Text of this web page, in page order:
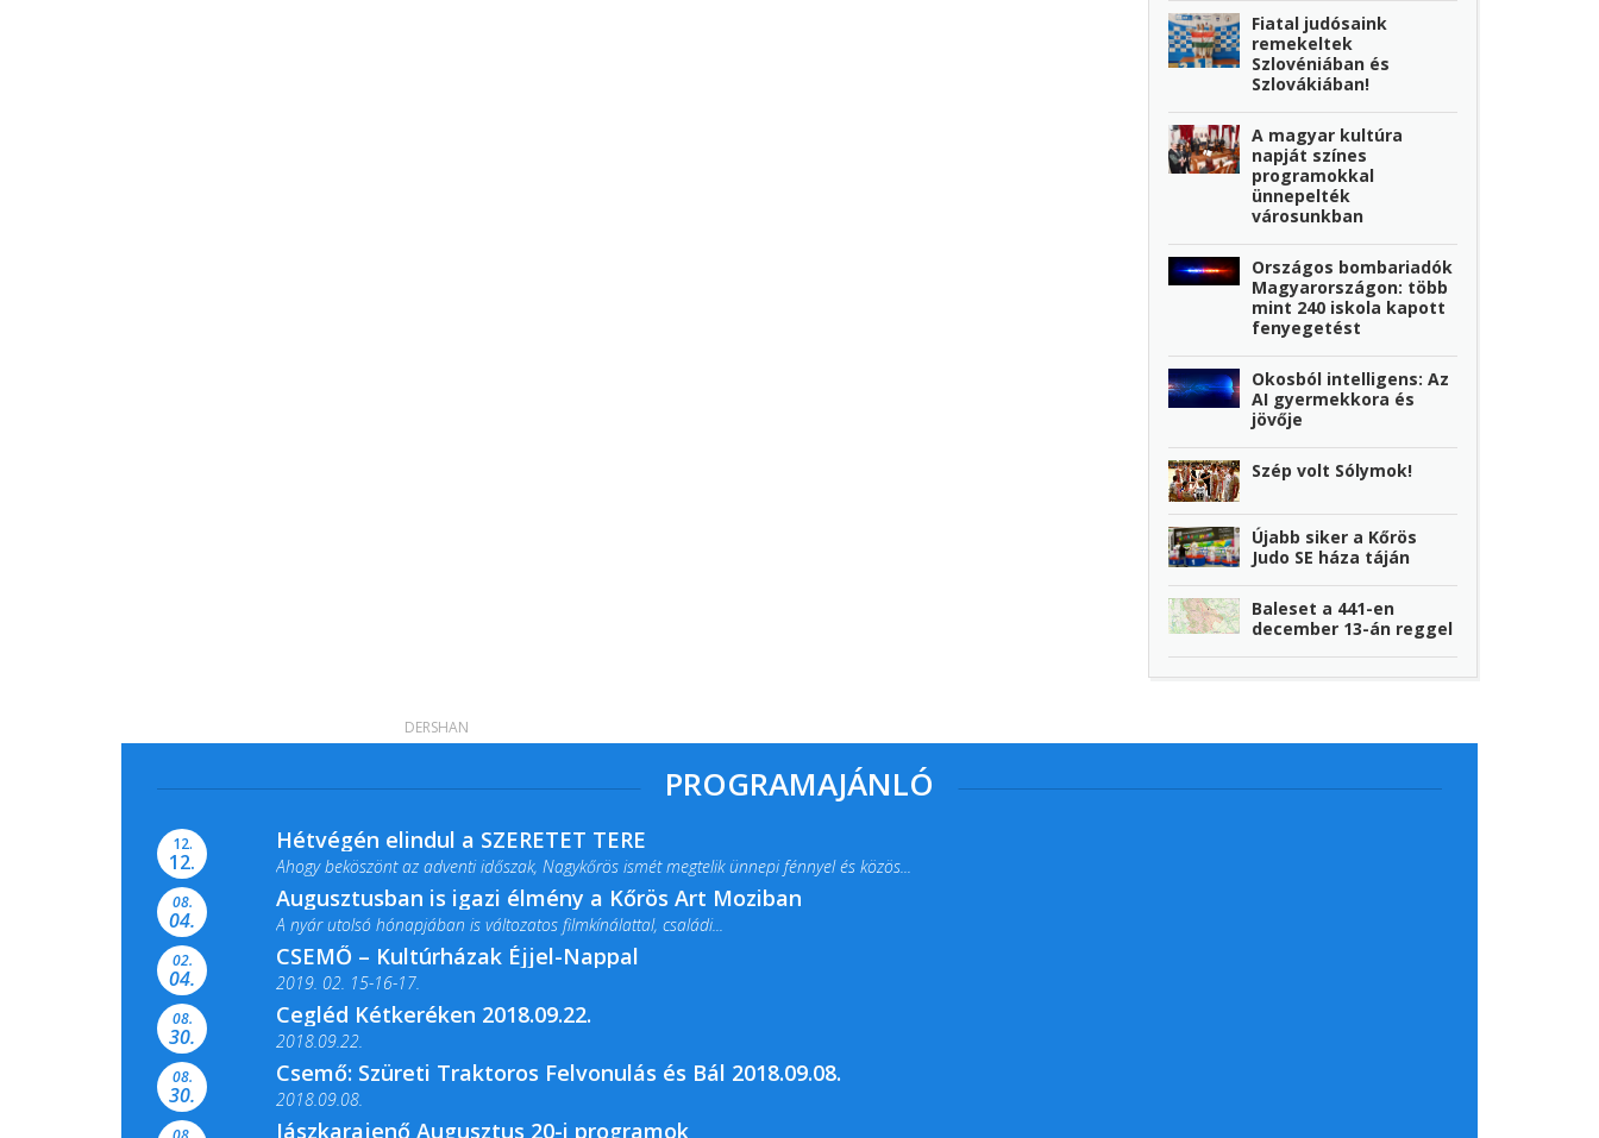
Fiatal judósaink
remekeltek
Szlovéniában és
Szlovákiában!
A magyar kultúra
napját színes
programokkal
ünnepelték
városunkban
Országos bombariadók
Magyarországon: több
mint 240 iskola kapott
fenyegetést
Okosból intelligens: Az
AI gyermekkora és
jövője
Szép volt Sólymok!
Újabb siker a Kőrös
Judo SE háza táján
Baleset a 441-en
december 13-án reggel
PROGRAMAJÁNLÓ
12.
12.
Hétvégén elindul a SZERETET TERE
Ahogy beköszönt az adventi időszak, Nagykőrös ismét megtelik ünnepi fénnyel és közös...
08.
04.
Augusztusban is igazi élmény a Kőrös Art Moziban
A nyár utolsó hónapjában is változatos filmkínálattal, családi...
02.
04.
CSEMŐ – Kultúrházak Éjjel-Nappal
2019. 02. 15-16-17.
Színes és tartalmas programokkal várja a Csemői Községi Könyvtár és...
08.
30.
Cegléd Kétkeréken 2018.09.22.
2018.09.22.
08.
30.
Csemő: Szüreti Traktoros Felvonulás és Bál 2018.09.08.
2018.09.08.
Jászkarajenő Augusztus 20-i programok
DERSHAN